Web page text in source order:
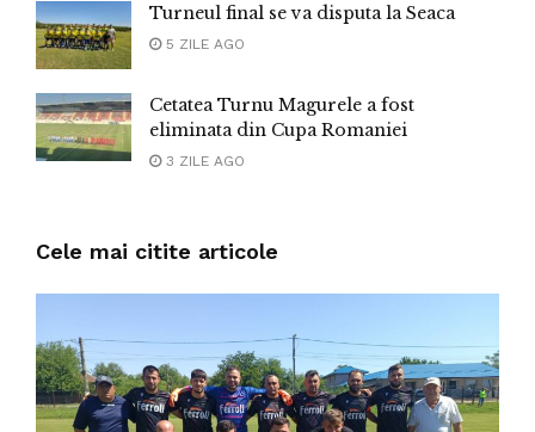
Turneul final se va disputa la Seaca
5 ZILE AGO
Cetatea Turnu Magurele a fost
eliminata din Cupa Romaniei
3 ZILE AGO
Cele mai citite articole